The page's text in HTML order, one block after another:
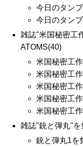
今日のタン
今日のタン
雑誌"米国秘密工
ATOMS(40)
米国秘密工
米国秘密工
米国秘密工
米国秘密工
米国秘密工
雑誌"銃と弾丸"
銃と弾丸1を